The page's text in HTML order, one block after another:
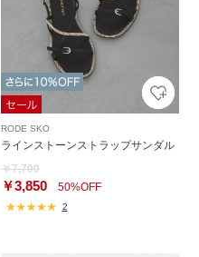
RODE SKO
ラインストーンストラップサンダル
￥7,700
￥3,85050%OFF
2